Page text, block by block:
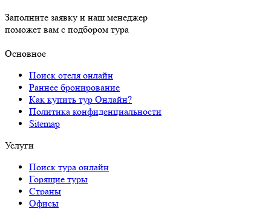
Заполните заявку и наш менеджер
поможет вам с подбором тура
Основное
Поиск отеля онлайн
Раннее бронирование
Как купить тур Онлайн?
Политика конфиденциальности
Sitemap
Услуги
Поиск тура онлайн
Горящие туры
Страны
Офисы